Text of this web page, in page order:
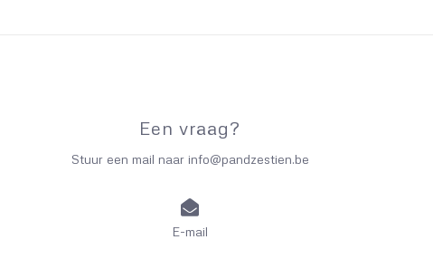
Een vraag?
Stuur een mail naar info@pandzestien.be
E-mail